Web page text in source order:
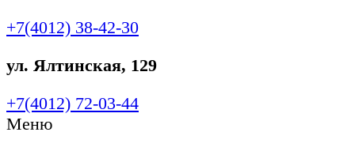
+7(4012) 38-42-30
ул. Ялтинская, 129
+7(4012) 72-03-44
Меню